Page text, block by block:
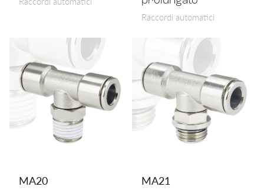
Raccordi automatici
MA20 MA21